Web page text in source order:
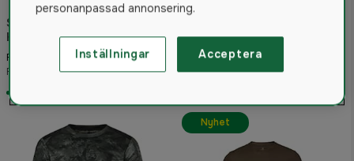
Swedteam Ultra T-Shirt
Herr Forest Green
Från
Rek. pris 359 kr
25% rabatt i kassan
Alaska 1795 CoolDry Half-
Zip Tröja Herr Gravel S
Från 549 kr
Nyhet
personanpassad annonsering.
Inställningar Acceptera